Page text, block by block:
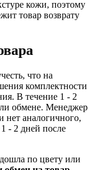
кожи, поэтому
товар возврату
что на
комплектности
В течение 1 - 2
обмене. Менеджер
нет аналогичного,
1 - 2 дней после
по цвету или